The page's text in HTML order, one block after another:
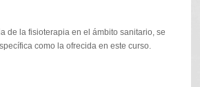
de la fisioterapia en el ámbito sanitario, se
como la ofrecida en este curso.